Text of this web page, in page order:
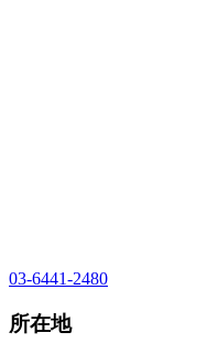
03-6441-2480
所在地